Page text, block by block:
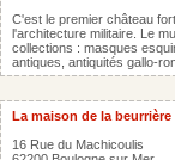
C'est le premier château
l'architecture militaire. Le
collections : masques
antiques, antiquités gallo-
La maison de la beurrière
16 Rue du Machicoulis